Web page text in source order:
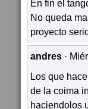
En fin el
No queda
proyecto
andres ·
Los que
de la coima
haciendolos